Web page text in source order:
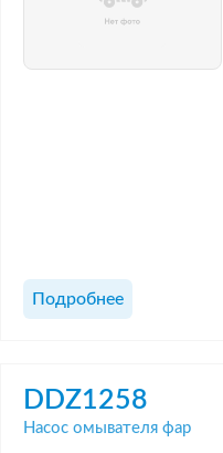
Подробнее
DDZ1258
Насос омывателя фар